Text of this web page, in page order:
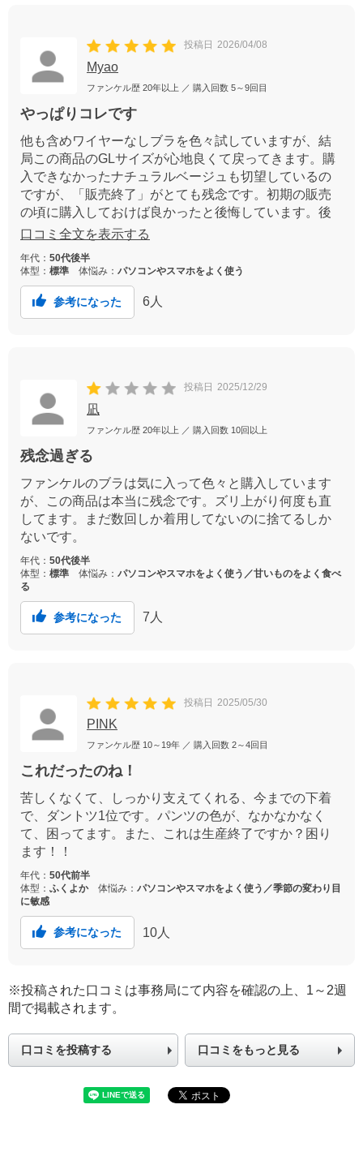
投稿日 2026/04/08
Myao
ファンケル歴 20年以上 ／ 購入回数 5～9回目
やっぱりコレです
他も含めワイヤーなしブラを色々試していますが、結
局この商品のGLサイズが心地良くて戻ってきます。購
入できなかったナチュラルベージュも切望しているの
ですが、「販売終了」がとても残念です。初期の販売
の頃に購入しておけば良かったと後悔しています。後
ろホックなしのかぶり型は、使用を重ねるうちにアン
売終了になってしまうと本当に困ります。
口コミ全文を表示する
年代： 50代後半
体型： 標準 体悩み： パソコンやスマホをよく使う
参考になった 6 人
投稿日 2025/12/29
凪
ファンケル歴 20年以上 ／ 購入回数 10回以上
残念過ぎる
ファンケルのブラは気に入って色々と購入しています
が、この商品は本当に残念です。ズリ上がり何度も直
してます。まだ数回しか着用してないのに捨てるしか
ないです。
年代： 50代後半
体型： 標準 体悩み： パソコンやスマホをよく使う／甘いものをよく食べ
る
参考になった 7 人
投稿日 2025/05/30
PINK
ファンケル歴 10～19年 ／ 購入回数 2～4回目
これだったのね！
苦しくなくて、しっかり支えてくれる、今までの下着
で、ダントツ1位です。パンツの色が、なかなかなく
て、困ってます。また、これは生産終了ですか？困り
ます！！
年代： 50代前半
体型： ふくよか体悩み： パソコンやスマホをよく使う／季節の変わり目
に敏感
参考になった 10 人
※投稿された口コミは事務局にて内容を確認の上、1～2週
間で掲載されます。
口コミを投稿する 口コミをもっと見る